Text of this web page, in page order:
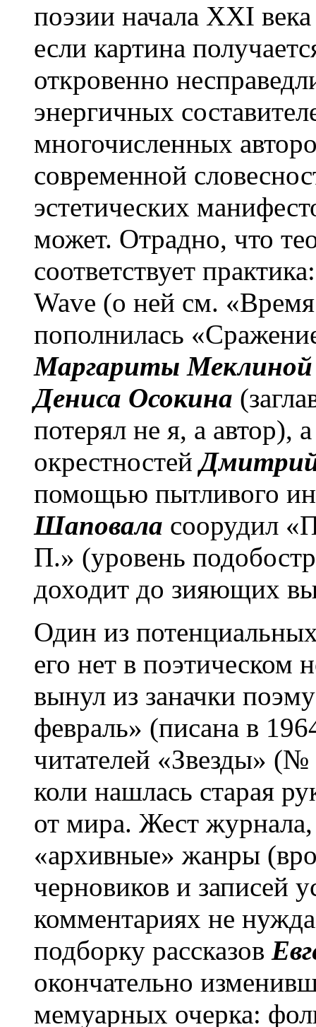
поэзии начала XXI
если картина
откровенно
энергичных
многочисленных
современной
эстетических
может. Отрадно, что
соответствует
Wave (о ней см. «Время
пополнилась
Маргариты Меклиной
Дениса Осокина
потерял не я, а
окрестностейДмитрий
помощью пытливого
Шаповала соорудил
П.» (уровень
доходит до зияющих
Один из
его нет в поэтическом
вынул из заначки
февраль» (писана в
читателей «Звезды»
коли нашлась старая
от мира. Жест
«архивные» жанры
черновиков и записей
комментариях не
подборку рассказов
окончательно
мемуарных очерка: